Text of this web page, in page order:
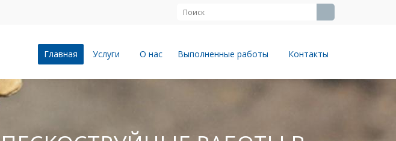
Главная Услуги О нас Выполненные работы Контакты